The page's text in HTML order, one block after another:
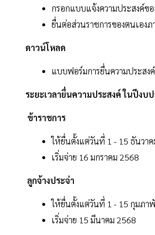
กรอกแบบแจ้งความประสงค์
ยื่นต่อส่วนราชการของตนเอง
ดาวน์โหลด
แบบฟอร์มการยื่นความประสง
ระยะเวลายื่นความประสงค์ ในปีง
ข้าราชการ
ให้ยื่นตั้งแต่วันที่ 1 - 15 ธันวา
เริ่มจ่าย 16 มกราคม 2568
ลูกจ้างประจำ
ให้ยื่นตั้งแต่วันที่ 1 - 15 กุมภา
เริ่มจ่าย 15 มีนาคม 2568